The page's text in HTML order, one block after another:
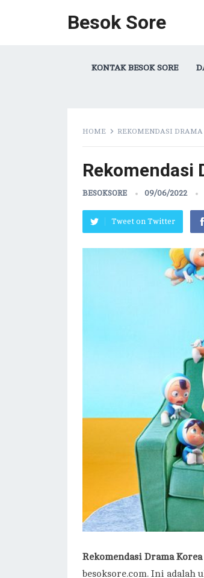
Besok Sore
KONTAK BESOK SORE
HOME REKOMENDASI
Rekomendasi
BESOKSORE 09/06/2022
Tweet on Twitter
Rekomendasi Drama
besoksore.com. Ini adalah